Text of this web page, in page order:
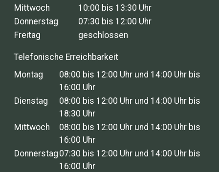
Mittwoch
10:00 bis 13:30 Uhr
Donnerstag
07:30 bis 12:00 Uhr
Freitag
geschlossen
Telefonische Erreichbarkeit
Montag
08:00 bis 12:00 Uhr und 14:00 Uhr bis
16:00 Uhr
Dienstag
08:00 bis 12:00 Uhr und 14:00 Uhr bis
18:30 Uhr
Mittwoch
08:00 bis 12:00 Uhr und 14:00 Uhr bis
16:00 Uhr
Donnerstag 07:30 bis 12:00 Uhr und 14:00 Uhr bis
16:00 Uhr